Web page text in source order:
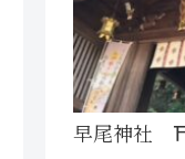
早尾神社